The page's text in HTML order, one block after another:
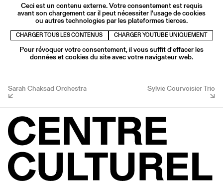
Ceci est un contenu externe. Votre consentement est requis
avant son chargement car il peut nécessiter l'usage de cookies
ou autres technologies par les plateformes tierces.
CHARGER TOUS LES CONTENUS CHARGER YOUTUBE UNIQUEMENT
Pour révoquer votre consentement, il vous suffit d'effacer les
données et cookies du site avec votre navigateur web.
Sarah Chaksad Orchestra Sylvie Courvoisier Trio